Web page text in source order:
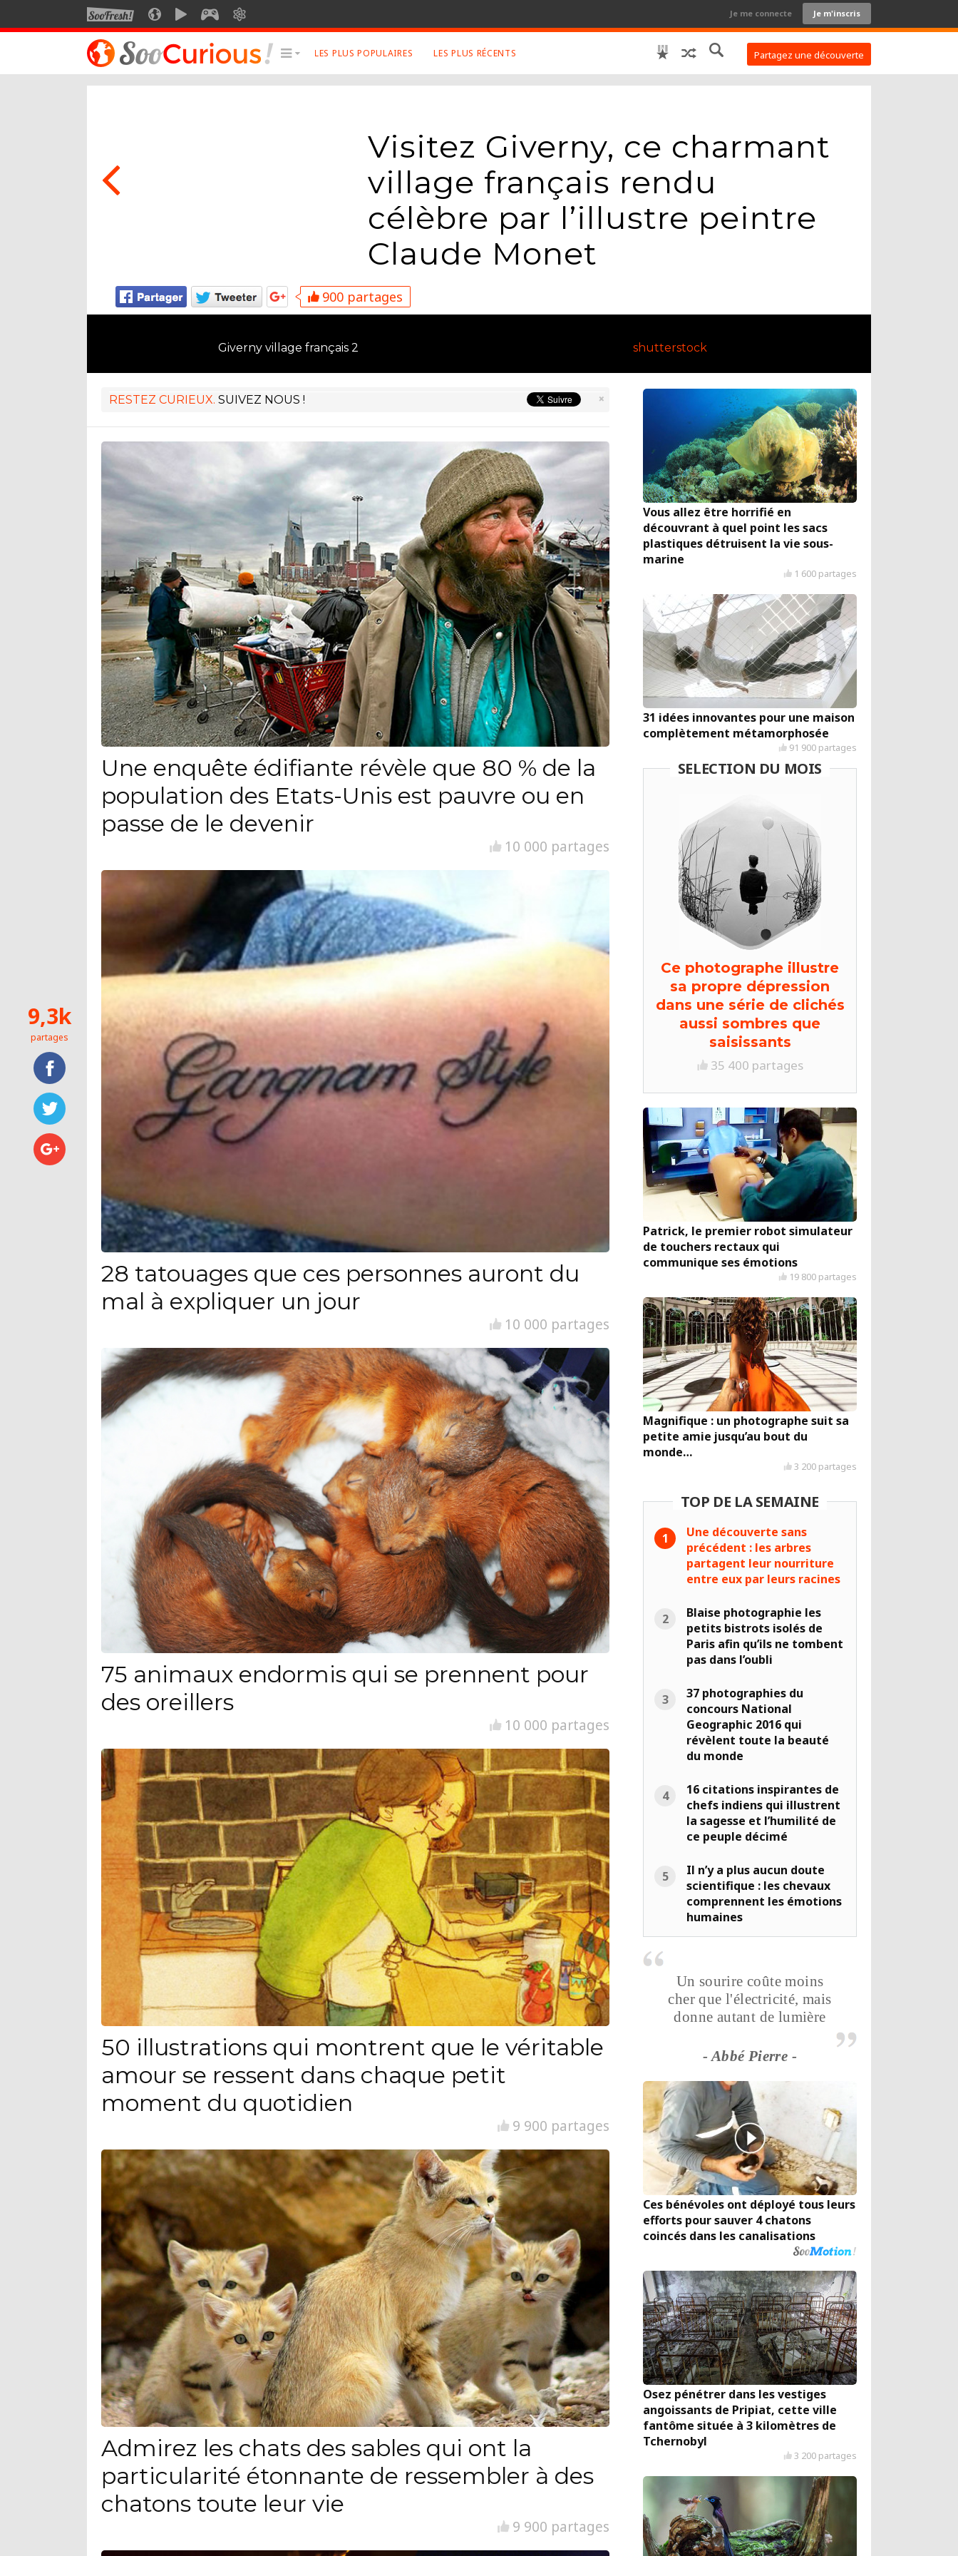
SOOFRESHSOOCURIOUSSOOMOTIONSOOGEEK Je me connecte Je m'inscris
Photographies
Google+
Mentions Légales
LES PLUS POPULAIRES LES PLUS RÉCENTS Partagez une découverte
Visitez Giverny, ce charmant
village français rendu
célèbre par l’illustre peintre
Claude Monet
900 partages
Giverny village français 2 shutterstock
×
RESTEZ CURIEUX. SUIVEZ NOUS !
Une enquête édifiante révèle que 80 % de la
population des Etats-Unis est pauvre ou en
passe de le devenir
10 000 partages
28 tatouages que ces personnes auront du
mal à expliquer un jour
10 000 partages
75 animaux endormis qui se prennent pour
des oreillers
10 000 partages
50 illustrations qui montrent que le véritable
amour se ressent dans chaque petit
moment du quotidien
9 900 partages
Admirez les chats des sables qui ont la
particularité étonnante de ressembler à des
chatons toute leur vie
9 900 partages
Vous allez être horrifié en
découvrant à quel point les sacs
plastiques détruisent la vie sous-
marine
1 600 partages
31 idées innovantes pour une maison
complètement métamorphosée
91 900 partages
SELECTION DU MOIS
Ce photographe illustre
sa propre dépression
dans une série de clichés
aussi sombres que
saisissants
35 400 partages
Patrick, le premier robot simulateur
de touchers rectaux qui
communique ses émotions
19 800 partages
Magnifique : un photographe suit sa
petite amie jusqu’au bout du
monde…
3 200 partages
TOP DE LA SEMAINE
Une découverte sans
précédent : les arbres
partagent leur nourriture
entre eux par leurs racines
Blaise photographie les
petits bistrots isolés de
Paris afin qu’ils ne tombent
pas dans l’oubli
37 photographies du
concours National
Geographic 2016 qui
révèlent toute la beauté
du monde
16 citations inspirantes de
chefs indiens qui illustrent
la sagesse et l’humilité de
ce peuple décimé
Il n’y a plus aucun doute
scientifique : les chevaux
comprennent les émotions
humaines
Un sourire coûte moins
cher que l'électricité, mais
donne autant de lumière
- Abbé Pierre -
Ces bénévoles ont déployé tous leurs
efforts pour sauver 4 chatons
coincés dans les canalisations
Osez pénétrer dans les vestiges
angoissants de Pripiat, cette ville
fantôme située à 3 kilomètres de
Tchernobyl
3 200 partages
9,3k
partages